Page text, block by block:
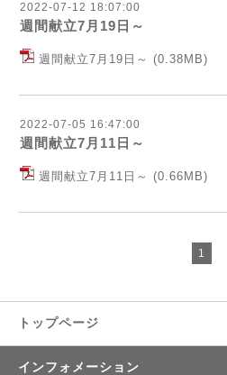
2022-07-12 18:07:00
週間献立7月19日～
週間献立7月19日～ (0.38MB)
2022-07-05 16:47:00
週間献立7月11日～
週間献立7月11日～ (0.66MB)
1
トップページ
インフォメーション